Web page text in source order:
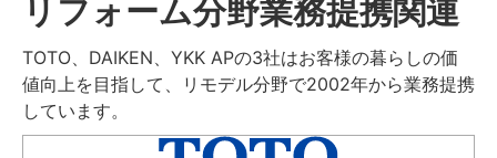
リフォーム分野業務提携関連
TOTO、DAIKEN、YKK APの3社はお客様の暮らしの価
値向上を目指して、リモデル分野で2002年から業務提携
しています。